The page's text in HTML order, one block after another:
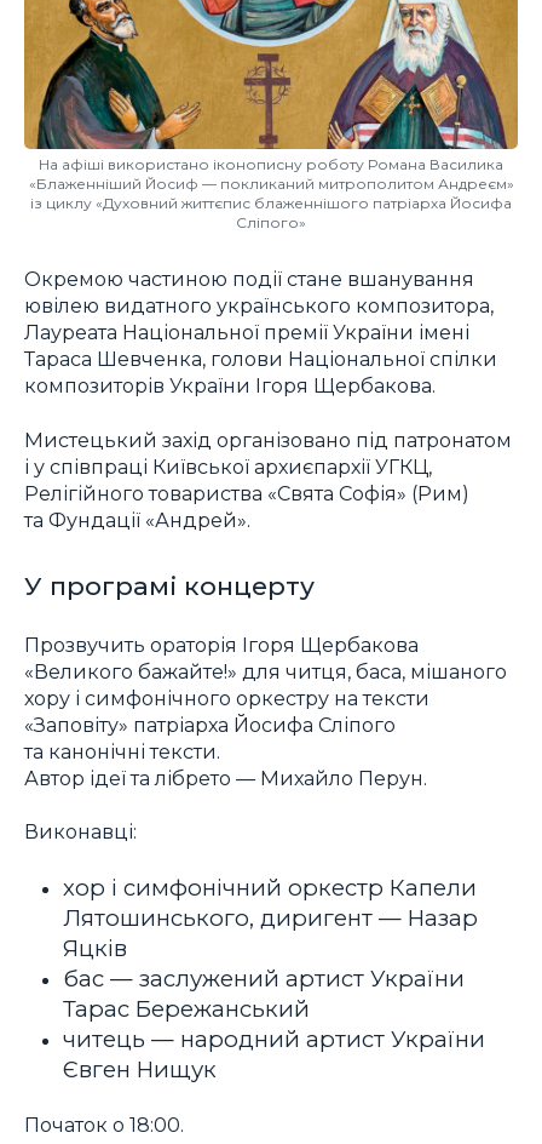
На афіші використано іконописну роботу Романа Василика
«Блаженніший Йосиф — покликаний митрополитом Андреєм»
із циклу «Духовний життєпис блаженнішого патріарха Йосифа
Сліпого»
Окремою частиною події стане вшанування
ювілею видатного українського композитора,
Лауреата Національної премії України імені
Тараса Шевченка, голови Національної спілки
композиторів України Ігоря Щербакова.
Мистецький захід організовано під патронатом
і у співпраці Київської архиєпархії УГКЦ,
Релігійного товариства «Свята Софія» (Рим)
та Фундації «Андрей».
У програмі концерту
Прозвучить ораторія Ігоря Щербакова
«Великого бажайте!» для читця, баса, мішаного
хору і симфонічного оркестру на тексти
«Заповіту» патріарха Йосифа Сліпого
та канонічні тексти.
Автор ідеї та лібрето — Михайло Перун.
Виконавці:
хор і симфонічний оркестр Капели
Лятошинського, диригент — Назар
Яцків
бас — заслужений артист України
Тарас Бережанський
читець — народний артист України
Євген Нищук
Початок о 18:00.